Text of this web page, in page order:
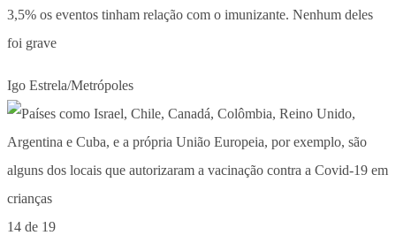
3,5% os eventos tinham relação com o imunizante. Nenhum deles
foi grave
Igo Estrela/Metrópoles
14 de 19